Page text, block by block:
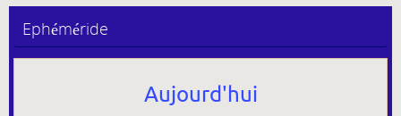
Ephéméride
Aujourd'hui